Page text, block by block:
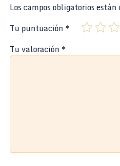
Los campos obligatorios están
Tu puntuación *
Tu valoración *